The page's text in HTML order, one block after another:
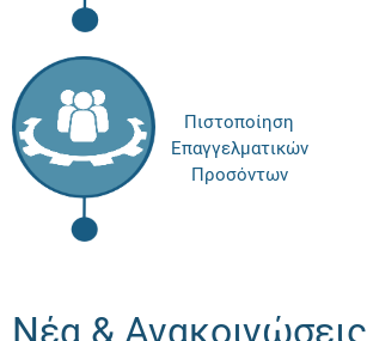
Πιστοποίηση
Επαγγελματικών
Προσόντων
Νέα & Ανακοινώσεις